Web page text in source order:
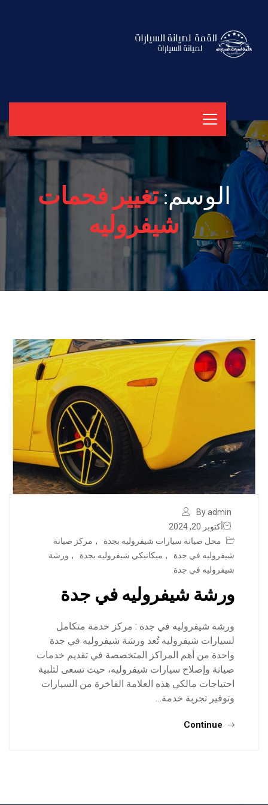
الوسم:تغيير فحمات
شيفروليه
By admin
أكتوبر 20, 2024
محل صيانة سيارات شيفروليه بجدة
, مركز صيانة
شيفروليه في جدة
, ميكانيكي شيفروليه بجدة , ورشة
شيفروليه في جدة
ورشة شيفروليه في جدة
ورشة شيفروليه في جدة : مركز خدمة متكامل
لسيارات شيفروليه تُعد ورشة شيفروليه في جدة
واحدة من أهم المراكز المتخصصة في تقديم خدمات
صيانة وإصلاح سيارات شيفروليه، حيث تسعى لتلبية
احتياجات مالكي هذه العلامة الفاخرة من السيارات
وتوفير تجربة خدمة…
Continue